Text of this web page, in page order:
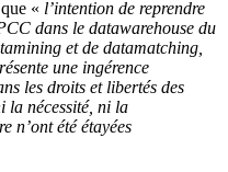
« l’intention de reprendre
dans le datawarehouse du
et de datamatching,
une ingérence
les droits et libertés des
la nécessité, ni la
n’ont été étayées